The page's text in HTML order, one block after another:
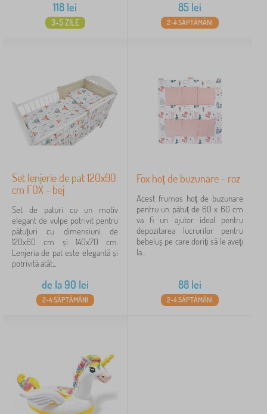
118 lei
3-5 ZILE
85 lei
2-4 SĂPTĂMÂNI
Set lenjerie de pat 120x90
cm FOX - bej
Set de paturi cu un motiv
elegant de vulpe potrivit pentru
pătuțuri cu dimensiuni de
120x60 cm și 140x70 cm.
Lenjeria de pat este elegantă și
potrivită atât...
de la90 lei
2-4 SĂPTĂMÂNI
Fox hoț de buzunare - roz
Acest frumos hoț de buzunare
pentru un pătuț de 60 x 60 cm
va fi un ajutor ideal pentru
depozitarea lucrurilor pentru
bebeluș pe care doriți să le aveți
la...
88 lei
2-4 SĂPTĂMÂNI